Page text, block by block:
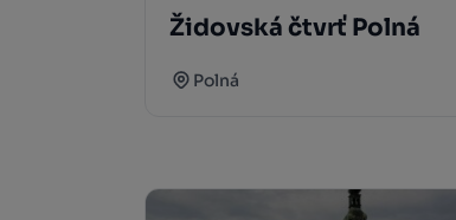
Židovská čtvrť Polná
Polná